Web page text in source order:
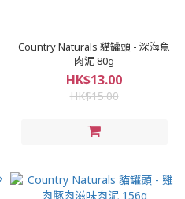
Country Naturals 貓罐頭 - 深海魚
肉泥 80g
HK$13.00
HK$15.00